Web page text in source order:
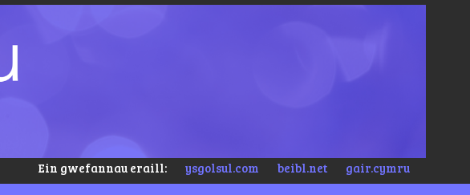
Ein gwefannau eraill: ysgolsul.com beibl.net gair.cymru